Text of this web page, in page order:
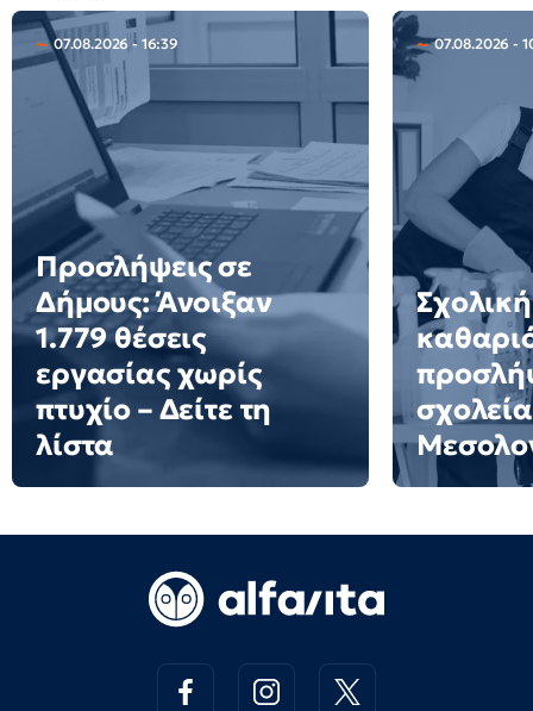
07.08.2026 - 16:39
Προσλήψεις σε
Δήμους: Άνοιξαν
1.779 θέσεις
εργασίας χωρίς
πτυχίο – Δείτε τη
λίστα
07.08.2026 -
Σχολική